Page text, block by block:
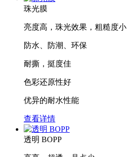
珠光膜
亮度高，珠光效果，粗糙度小
防水、防潮、环保
耐撕，挺度佳
色彩还原性好
优异的耐水性能
查看详情
透明 BOPP